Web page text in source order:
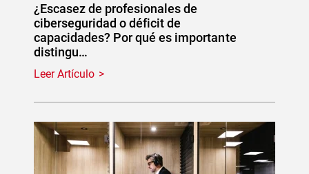
¿Escasez de profesionales de
ciberseguridad o déficit de
capacidades? Por qué es importante
distingu…
Leer Artículo